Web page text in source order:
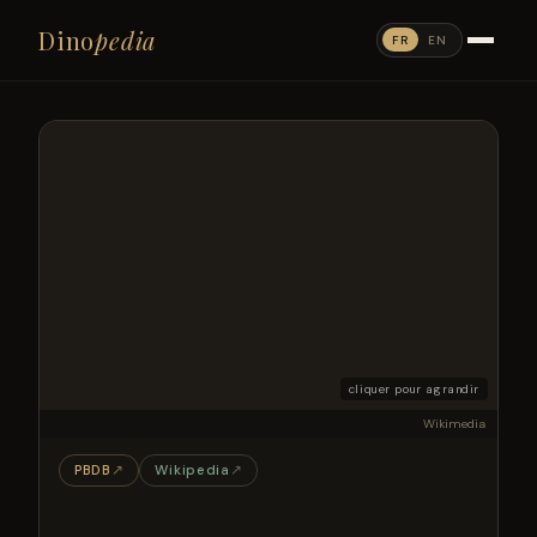
Dinopedia FR EN
cliquer pour agrandir
Wikimedia
PBDB ↗ Wikipedia ↗